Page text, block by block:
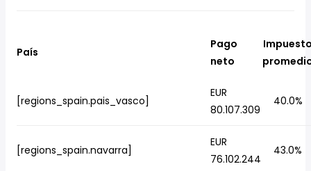
País
Pago
neto
[regions_spain.pais_vasco]
EUR
80.107.309
40.0%
[regions_spain.navarra]
EUR
76.102.244
43.0%